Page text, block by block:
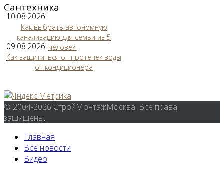
Сантехника
10.08.2026
Как выбрать автономную
канализацию для семьи из 5
человек
09.08.2026
Как защититься от протечек воды
от кондиционера
© 2004-2026 СтройМонтажМосква. Все права
защищены.
Главная
Все новости
Видео